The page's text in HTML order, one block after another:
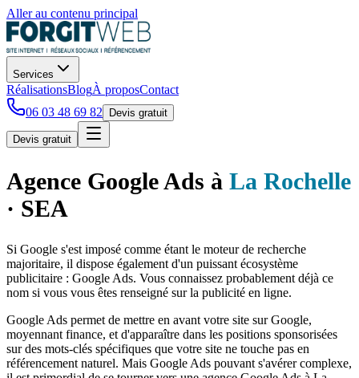
Aller au contenu principal
Services
RéalisationsBlogÀ proposContact
06 03 48 69 82
Devis gratuit
Devis gratuit
Agence Google Ads à La Rochelle
· SEA
Si Google s'est imposé comme étant le moteur de recherche
majoritaire, il dispose également d'un puissant écosystème
publicitaire : Google Ads. Vous connaissez probablement déjà ce
nom si vous vous êtes renseigné sur la publicité en ligne.
Google Ads permet de mettre en avant votre site sur Google,
moyennant finance, et d'apparaître dans les positions sponsorisées
sur des mots-clés spécifiques que votre site ne touche pas en
référencement naturel. Mais Google Ads pouvant s'avérer complexe,